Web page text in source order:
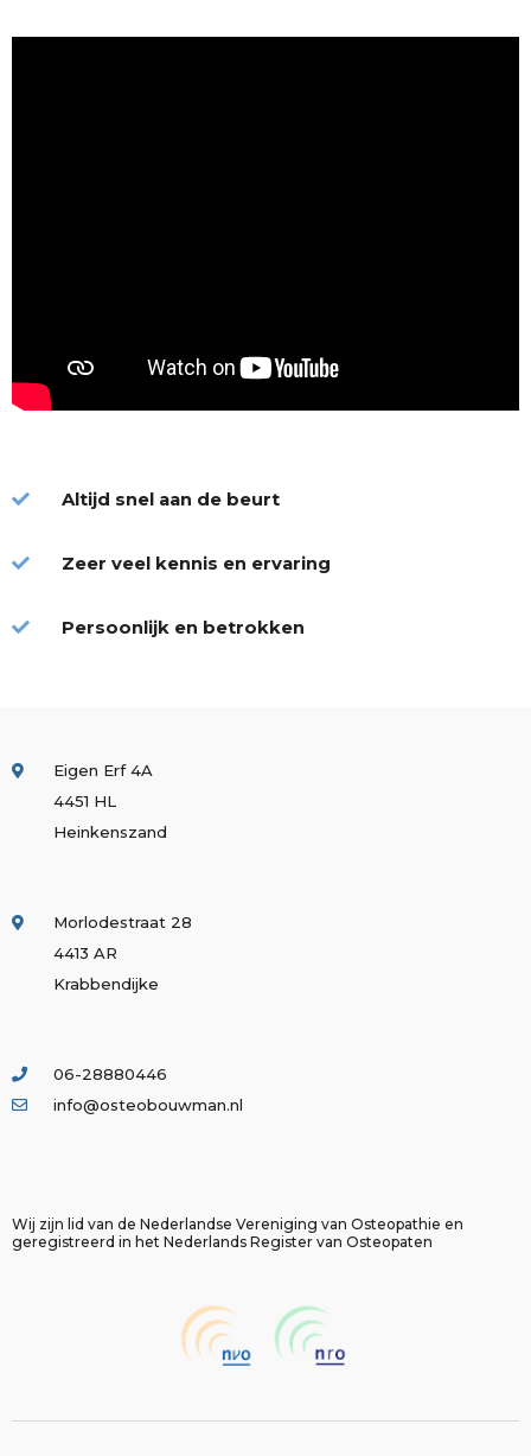
Altijd snel aan de beurt
Zeer veel kennis en ervaring
Persoonlijk en betrokken
Eigen Erf 4A
4451 HL
Heinkenszand
Morlodestraat 28
4413 AR
Krabbendijke
06-28880446
info@osteobouwman.nl
Wij zijn lid van de Nederlandse Vereniging van Osteopathie en
geregistreerd in het Nederlands Register van Osteopaten